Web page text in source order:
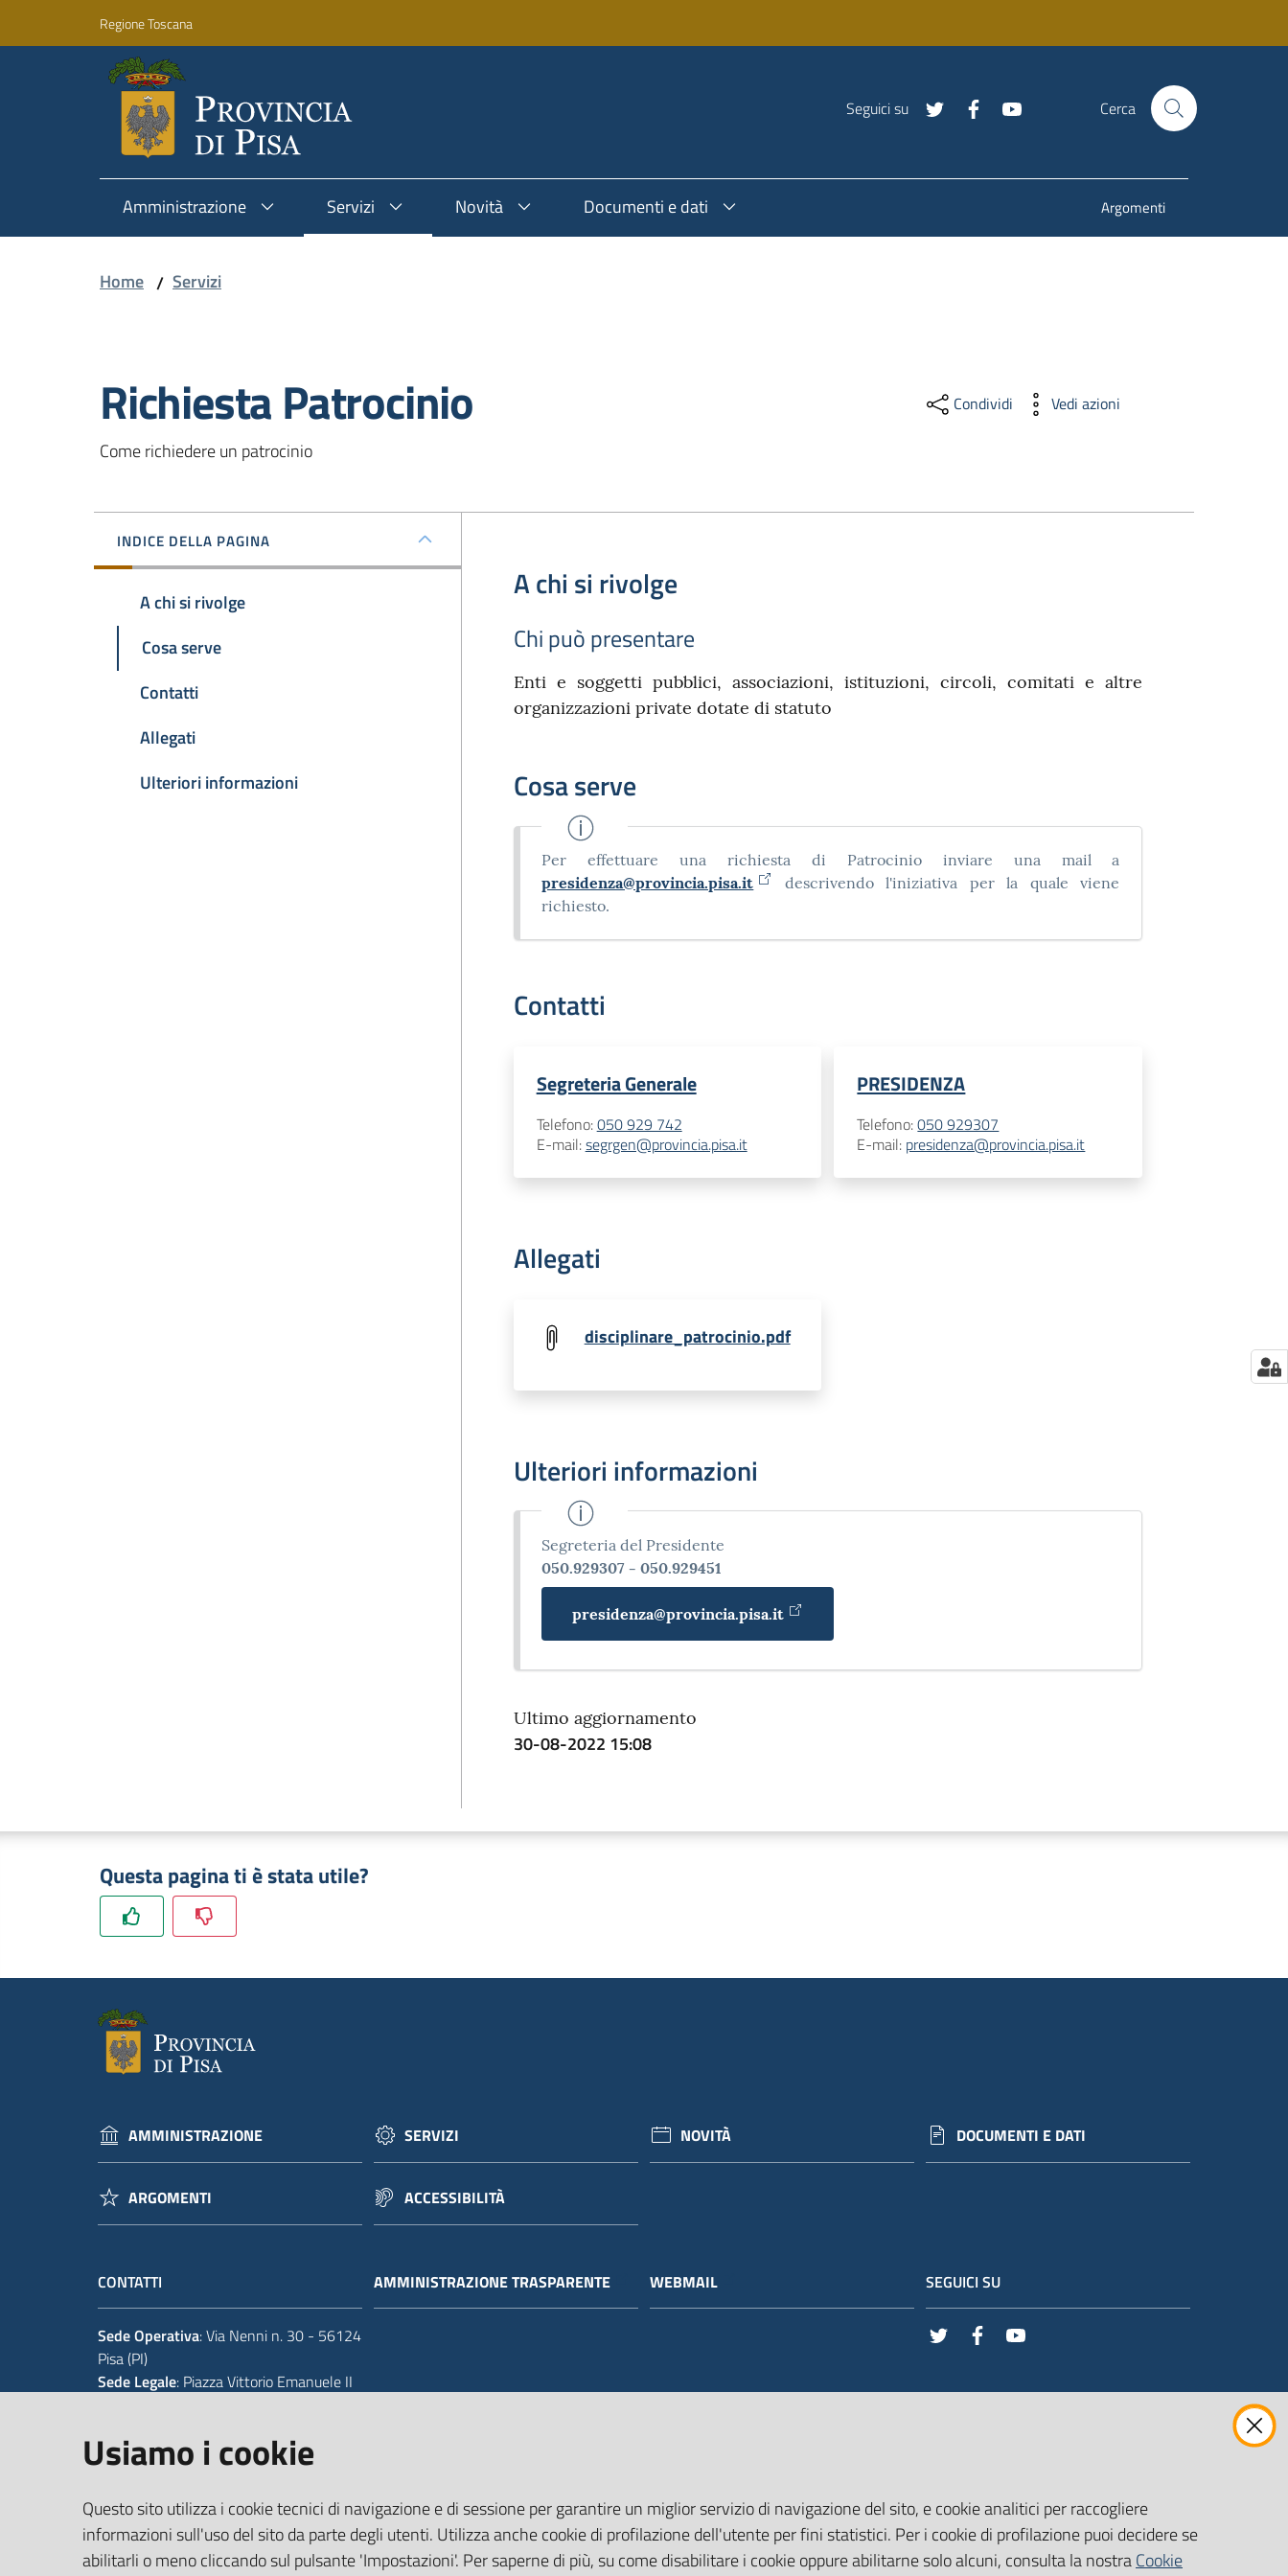
Vai al contenuto
Vai alla navigazione
Regione Toscana
Seguici su Cerca
Amministrazione Servizi Novità Documenti e dati Argomenti
Home / Servizi
Richiesta Patrocinio
Come richiedere un patrocinio
Condividi Vedi azioni
INDICE DELLA PAGINA
A chi si rivolge
Cosa serve
Contatti
Allegati
Ulteriori informazioni
A chi si rivolge
Chi può presentare
Enti e soggetti pubblici, associazioni, istituzioni, circoli, comitati e altre
organizzazioni private dotate di statuto
Cosa serve
Per effettuare una richiesta di Patrocinio inviare una mail a
presidenza@provincia.pisa.it
descrivendo l'iniziativa per la quale viene
richiesto.
Contatti
Segreteria Generale
Telefono:050 929 742
E-mail:segrgen@provincia.pisa.it
PRESIDENZA
Telefono:050 929307
E-mail: presidenza@provincia.pisa.it
Allegati
disciplinare_patrocinio.pdf
Ulteriori informazioni
Segreteria del Presidente
050.929307 - 050.929451
presidenza@provincia.pisa.it
Ultimo aggiornamento
30-08-2022 15:08
Questa pagina ti è stata utile?
AMMINISTRAZIONE SERVIZI NOVITÀ DOCUMENTI E DATI
ARGOMENTI ACCESSIBILITÀ
CONTATTI
Sede Operativa: Via Nenni n. 30 - 56124
Pisa (PI)
Sede Legale: Piazza Vittorio Emanuele II
Tel.+39 050 929111
Email :urp@provincia.pisa.it
PEC:protocollo@provpisa.pcertificata.it
AMMINISTRAZIONE TRASPARENTE WEBMAIL SEGUICI SU
Twitter Facebook
Usiamo i cookie
Questo sito utilizza i cookie tecnici di navigazione e di sessione per garantire un miglior servizio di navigazione del sito, e cookie analitici per raccogliere
informazioni sull'uso del sito da parte degli utenti. Utilizza anche cookie di profilazione dell'utente per fini statistici. Per i cookie di profilazione puoi decidere se
abilitarli o meno cliccando sul pulsante 'Impostazioni'. Per saperne di più, su come disabilitare i cookie oppure abilitarne solo alcuni, consulta la nostraCookie